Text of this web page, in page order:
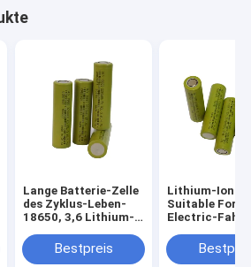
Lange Batterie-Zelle
des Zyklus-Leben-
18650, 3,6 Lithium-
2200mahBestpreis
Lithium-Ion
Suitable For
Electric-